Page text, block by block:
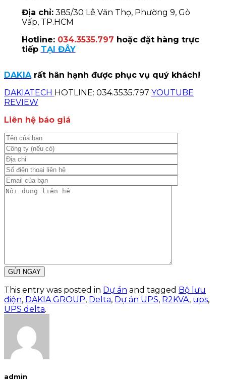
Địa chỉ:385/30 Lê Văn Thọ, Phường 9, Gò
Vấp, TP.HCM
Hotline: 034.3535.797 hoặc đặt hàng trực
tiếp TẠI ĐÂY
DAKIA rất hân hạnh được phục vụ quý khách!
DAKIATECH HOTLINE: 034.3535.797 YOUTUBE
REVIEW
Liên hệ báo giá
This entry was posted in Dự án and tagged Bộ lưu
điện, DAKIA GROUP, Delta, Dự án UPS, R2KVA, ups,
UPS delta.
admin